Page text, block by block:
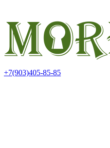
+7(903)405-85-85